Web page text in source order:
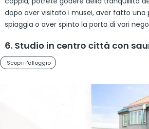
dopo aver visitato i musei, aver fatto una
spiaggia o aver spinto la porta di vari
6. Studio in centro città con
Scopri l'alloggio